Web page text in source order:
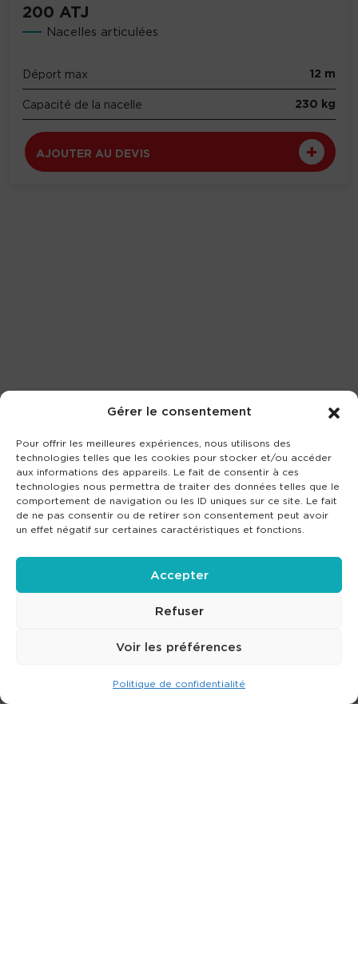
Gérer le consentement
Pour offrir les meilleures expériences, nous utilisons des
technologies telles que les cookies pour stocker et/ou accéder
aux informations des appareils. Le fait de consentir à ces
technologies nous permettra de traiter des données telles que le
comportement de navigation ou les ID uniques sur ce site. Le fait
de ne pas consentir ou de retirer son consentement peut avoir
un effet négatif sur certaines caractéristiques et fonctions.
Accepter
Refuser
Voir les préférences
Politique de confidentialité
200 ATJ
Nacelles articulées
Déport max 12 m
Capacité de la nacelle 230 kg
AJOUTER AU DEVIS